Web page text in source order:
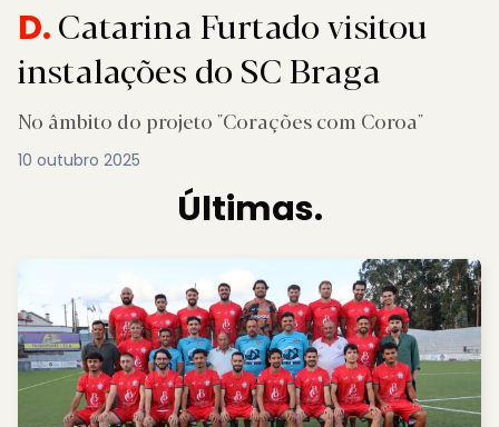
D.Catarina Furtado visitou
instalações do SC Braga
No âmbito do projeto "Corações com Coroa"
10 outubro 2025
Últimas.